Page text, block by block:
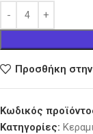
Προσθήκη στην
Κωδικός
Κατηγορίες: